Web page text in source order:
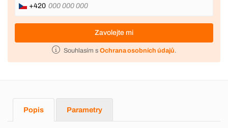
+420
Zavolejte mi
Souhlasím s Ochrana osobních údajů.
Popis Parametry